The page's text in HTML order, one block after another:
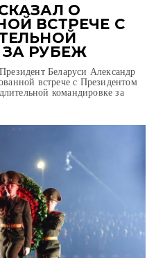
О
ВСТРЕЧЕ С
РУБЕЖ
Беларуси Александр
встрече с Президентом
командировке за